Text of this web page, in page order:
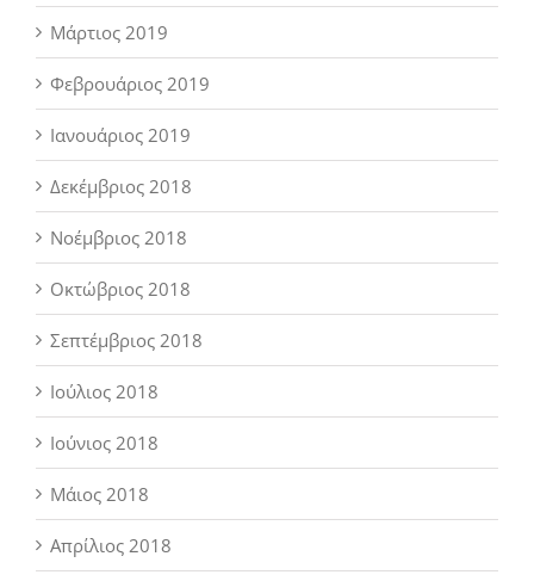
Μάρτιος 2019
Φεβρουάριος 2019
Ιανουάριος 2019
Δεκέμβριος 2018
Νοέμβριος 2018
Οκτώβριος 2018
Σεπτέμβριος 2018
Ιούλιος 2018
Ιούνιος 2018
Μάιος 2018
Απρίλιος 2018